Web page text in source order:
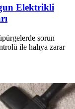
Elektrikli
sorun
ile halıya zarar